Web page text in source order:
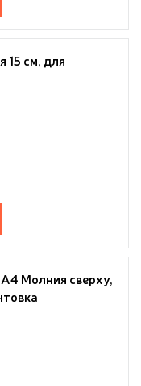
15 см, для
Молния сверху,